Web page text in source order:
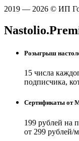
2019 — 2026 © ИП
Розыгрыш
15 числа
подписчика,
Сертификаты от
199 рублей на
от 299 рублей/